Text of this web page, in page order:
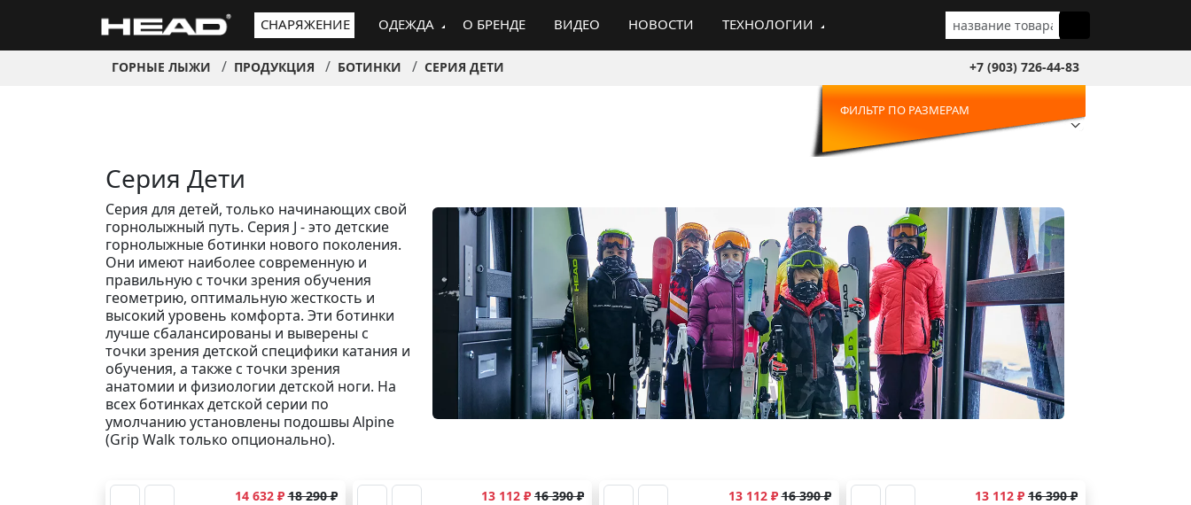
СНАРЯЖЕНИЕ ОДЕЖДА О БРЕНДЕ ВИДЕО НОВОСТИ ТЕХНОЛОГИИ
ГОРНЫЕ ЛЫЖИ ПРОДУКЦИЯ БОТИНКИ СЕРИЯ ДЕТИ +7 (903) 726-44-83
ФИЛЬТР ПО РАЗМЕРАМ
Серия Дети
Серия для детей, только начинающих свой
горнолыжный путь. Серия J - это детские
горнолыжные ботинки нового поколения.
Они имеют наиболее современную и
правильную с точки зрения обучения
геометрию, оптимальную жесткость и
высокий уровень комфорта. Эти ботинки
лучше сбалансированы и выверены с
точки зрения детской специфики катания и
обучения, а также с точки зрения
анатомии и физиологии детской ноги. На
всех ботинках детской серии по
умолчанию установлены подошвы Alpine
(Grip Walk только опционально).
14 632 ₽18 290 ₽ 13 112 ₽ 16 390 ₽ 13 112 ₽16 390 ₽ 13 112 ₽ 16 390 ₽